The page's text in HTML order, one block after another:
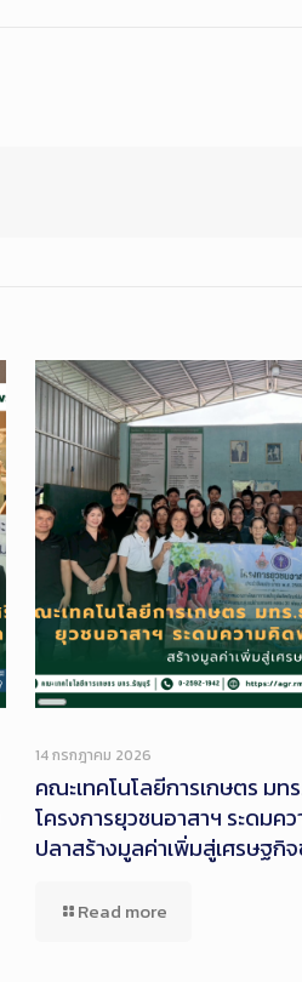
Long
14 กรกฎาคม 2026
คณะเทคโนโลยีการเกษตร ม
โครงการยุวชนอาสาฯ ระด
ปลาสร้างมูลค่าเพิ่มสู่เศรษฐกิ
Read more